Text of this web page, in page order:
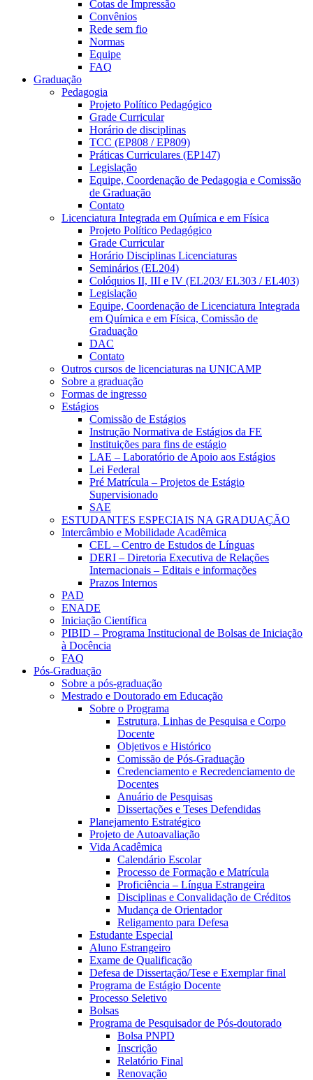
Cotas de Impressão
Convênios
Rede sem fio
Normas
Equipe
FAQ
Graduação
Pedagogia
Projeto Político Pedagógico
Grade Curricular
Horário de disciplinas
TCC (EP808 / EP809)
Práticas Curriculares (EP147)
Legislação
Equipe, Coordenação de Pedagogia e Comissão
de Graduação
Contato
Licenciatura Integrada em Química e em Física
Projeto Político Pedagógico
Grade Curricular
Horário Disciplinas Licenciaturas
Seminários (EL204)
Colóquios II, III e IV (EL203/ EL303 / EL403)
Legislação
Equipe, Coordenação de Licenciatura Integrada
em Química e em Física, Comissão de
Graduação
DAC
Contato
Outros cursos de licenciaturas na UNICAMP
Sobre a graduação
Formas de ingresso
Estágios
Comissão de Estágios
Instrução Normativa de Estágios da FE
Instituições para fins de estágio
LAE – Laboratório de Apoio aos Estágios
Lei Federal
Pré Matrícula – Projetos de Estágio
Supervisionado
SAE
ESTUDANTES ESPECIAIS NA GRADUAÇÃO
Intercâmbio e Mobilidade Acadêmica
CEL – Centro de Estudos de Línguas
DERI – Diretoria Executiva de Relações
Internacionais – Editais e informações
Prazos Internos
PAD
ENADE
Iniciação Científica
PIBID – Programa Institucional de Bolsas de Iniciação
à Docência
FAQ
Pós-Graduação
Sobre a pós-graduação
Mestrado e Doutorado em Educação
Sobre o Programa
Estrutura, Linhas de Pesquisa e Corpo
Docente
Objetivos e Histórico
Comissão de Pós-Graduação
Credenciamento e Recredenciamento de
Docentes
Anuário de Pesquisas
Dissertações e Teses Defendidas
Planejamento Estratégico
Projeto de Autoavaliação
Vida Acadêmica
Calendário Escolar
Processo de Formação e Matrícula
Proficiência – Língua Estrangeira
Disciplinas e Convalidação de Créditos
Mudança de Orientador
Religamento para Defesa
Estudante Especial
Aluno Estrangeiro
Exame de Qualificação
Defesa de Dissertação/Tese e Exemplar final
Programa de Estágio Docente
Processo Seletivo
Bolsas
Programa de Pesquisador de Pós-doutorado
Bolsa PNPD
Inscrição
Relatório Final
Renovação